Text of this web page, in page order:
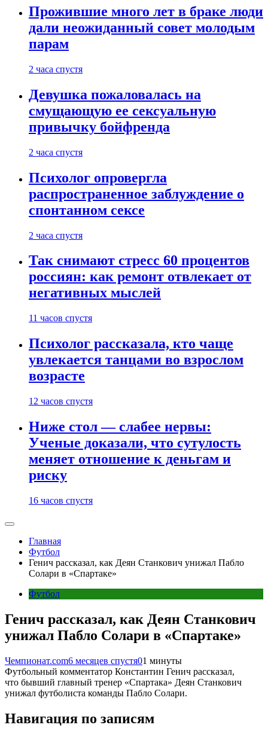
Прожившие много лет в браке люди
дали неожиданный совет молодым
парам
2 часа спустя
Девушка пожаловалась на
смущающую ее сексуальную
привычку бойфренда
2 часа спустя
Психолог опровергла
распространенное заблуждение о
спонтанном сексе
2 часа спустя
Так снимают стресс 60 процентов
россиян: как ремонт отвлекает от
негативных мыслей
11 часов спустя
Психолог рассказала, кто чаще
увлекается танцами во взрослом
возрасте
12 часов спустя
Ниже стол — слабее нервы:
Ученые доказали, что сутулость
меняет отношение к деньгам и
риску
16 часов спустя
Главная
Футбол
Генич рассказал, как Деян Станкович унижал Пабло
Солари в «Спартаке»
Футбол
Генич рассказал, как Деян Станкович
унижал Пабло Солари в «Спартаке»
Чемпионат.com6 месяцев спустя01 минуты
Футбольный комментатор Константин Генич рассказал,
что бывший главный тренер «Спартака» Деян Станкович
унижал футболиста команды Пабло Солари.
Навигация по записям